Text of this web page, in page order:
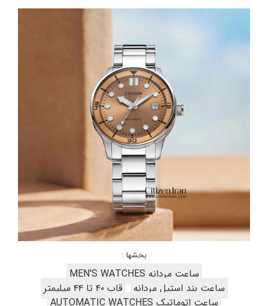
بخشها :
ساعت مردانه MEN'S WATCHES
ساعت بند استیل مردانه
قاب ۴۰ تا ۴۴ میلیمتر
ساعت اتوماتیک AUTOMATIC WATCHES